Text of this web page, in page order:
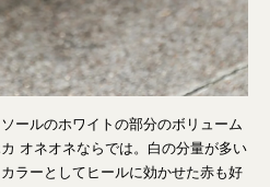
ールのホワイトの部分のボリューム
オネオネならでは。白の分量が多い
ラーとしてヒールに効かせた赤も好